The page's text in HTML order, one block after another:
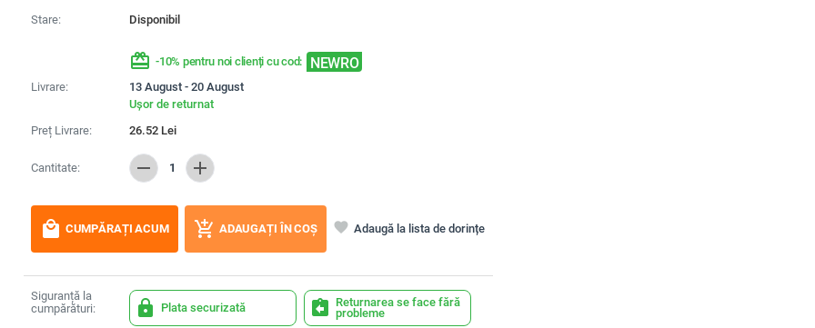
Stare: Disponibil
redeem -10% pentru noi clienți cu cod: NEWRO
Livrare:
13 August - 20 August
Ușor de returnat
Preț Livrare:
26.52Lei
Cantitate: remove 1 add
local_mall CUMPĂRAȚI ACUM add_shopping_cart ADAUGAȚI ÎN COȘ favorite Adaugă la lista de dorințe
Siguranță la
cumpărături:
lock Plata securizată assignment_return Returnarea se face fără
probleme